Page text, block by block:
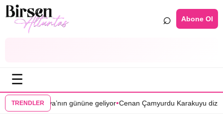
⌕ Abone Ol
☰
TRENDLERgününe geliyor•Cenan Çamyurdu Karakuyu dizisinde•